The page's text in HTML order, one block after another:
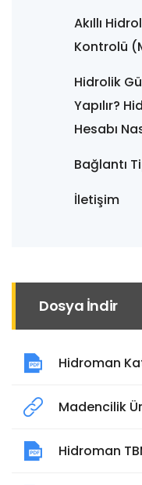
Akıllı
Kontrolü
Hidrolik
Yapılır?
Hesabı
Bağlantı
İletişim
Dosya İndir
Hidroman
Madencilik
Hidroman